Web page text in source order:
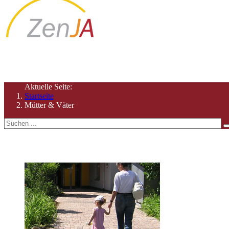
Hier finden Sie Angebote, die für (werdende) Eltern
Aktuelle Seite:
Startseite
Mütter & Väter